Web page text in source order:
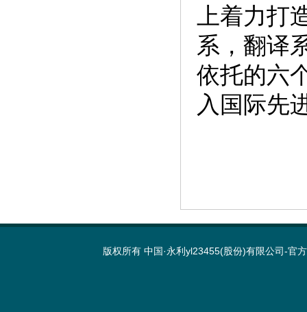
上着力打
系，翻译
依托的六
入国际先
版权所有 中国·永利yl23455(股份)有限公司-官